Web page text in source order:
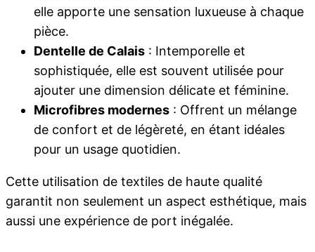
elle apporte une sensation luxueuse à chaque
pièce.
Dentelle de Calais : Intemporelle et
sophistiquée, elle est souvent utilisée pour
ajouter une dimension délicate et féminine.
Microfibres modernes : Offrent un mélange
de confort et de légèreté, en étant idéales
pour un usage quotidien.
Cette utilisation de textiles de haute qualité
garantit non seulement un aspect esthétique, mais
aussi une expérience de port inégalée.